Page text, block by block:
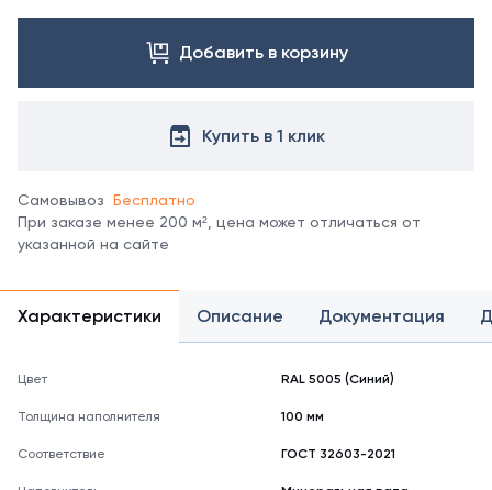
цвета
в
цветов
отображение
цвета
на
может
не
оттенку.
Добавить в корзину
Купить в 1 клик
Самовывоз Бесплатно
При заказе менее 200 м², цена может отличаться от
указанной на сайте
Характеристики Описание Документация
Цвет RAL 5005 (Синий)
Толщина наполнителя 100 мм
Соответствие ГОСТ 32603-2021